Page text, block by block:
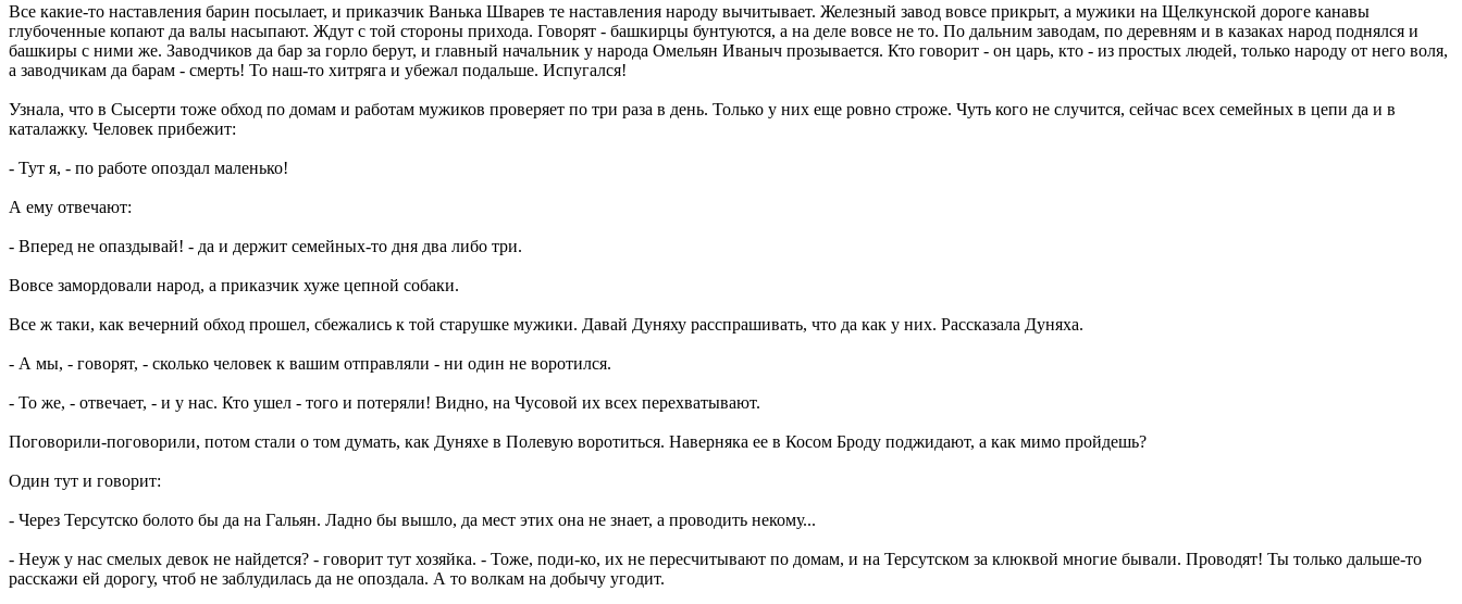
Все какие-то наставления барин посылает, и приказчик Ванька Шварев те наставления народу вычитывает. Железный завод вовсе прикрыт, а мужики на Щелкунской дороге канавы
глубоченные копают да валы насыпают. Ждут с той стороны прихода. Говорят - башкирцы бунтуются, а на деле вовсе не то. По дальним заводам, по деревням и в казаках народ поднялся и
башкиры с ними же. Заводчиков да бар за горло берут, и главный начальник у народа Омельян Иваныч прозывается. Кто говорит - он царь, кто - из простых людей, только народу от него воля,
а заводчикам да барам - смерть! То наш-то хитряга и убежал подальше. Испугался!
Узнала, что в Сысерти тоже обход по домам и работам мужиков проверяет по три раза в день. Только у них еще ровно строже. Чуть кого не случится, сейчас всех семейных в цепи да и в
каталажку. Человек прибежит:
- Тут я, - по работе опоздал маленько!
А ему отвечают:
- Вперед не опаздывай! - да и держит семейных-то дня два либо три.
Вовсе замордовали народ, а приказчик хуже цепной собаки.
Все ж таки, как вечерний обход прошел, сбежались к той старушке мужики. Давай Дуняху расспрашивать, что да как у них. Рассказала Дуняха.
- А мы, - говорят, - сколько человек к вашим отправляли - ни один не воротился.
- То же, - отвечает, - и у нас. Кто ушел - того и потеряли! Видно, на Чусовой их всех перехватывают.
Поговорили-поговорили, потом стали о том думать, как Дуняхе в Полевую воротиться. Наверняка ее в Косом Броду поджидают, а как мимо пройдешь?
Один тут и говорит:
- Через Терсутско болото бы да на Гальян. Ладно бы вышло, да мест этих она не знает, а проводить некому...
- Неуж у нас смелых девок не найдется? - говорит тут хозяйка. - Тоже, поди-ко, их не пересчитывают по домам, и на Терсутском за клюквой многие бывали. Проводят! Ты только дальше-то
расскажи ей дорогу, чтоб не заблудилась да не опоздала. А то волкам на добычу угодит.